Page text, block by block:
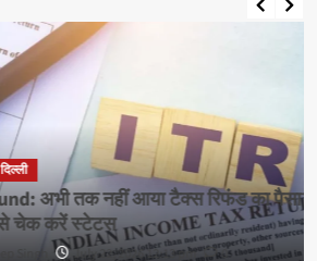
नहीं आया टैक्स रिफंड का पैसा? PAN
July 22, 2026 12:13 pm 0